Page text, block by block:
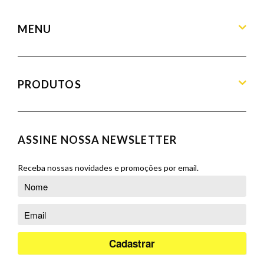
MENU
Home
Blog
Orçamento
PRODUTOS
Aparadores
Cadeiras
Poltronas
Puffs
ASSINE NOSSA NEWSLETTER
Receba nossas novidades e promoções por email.